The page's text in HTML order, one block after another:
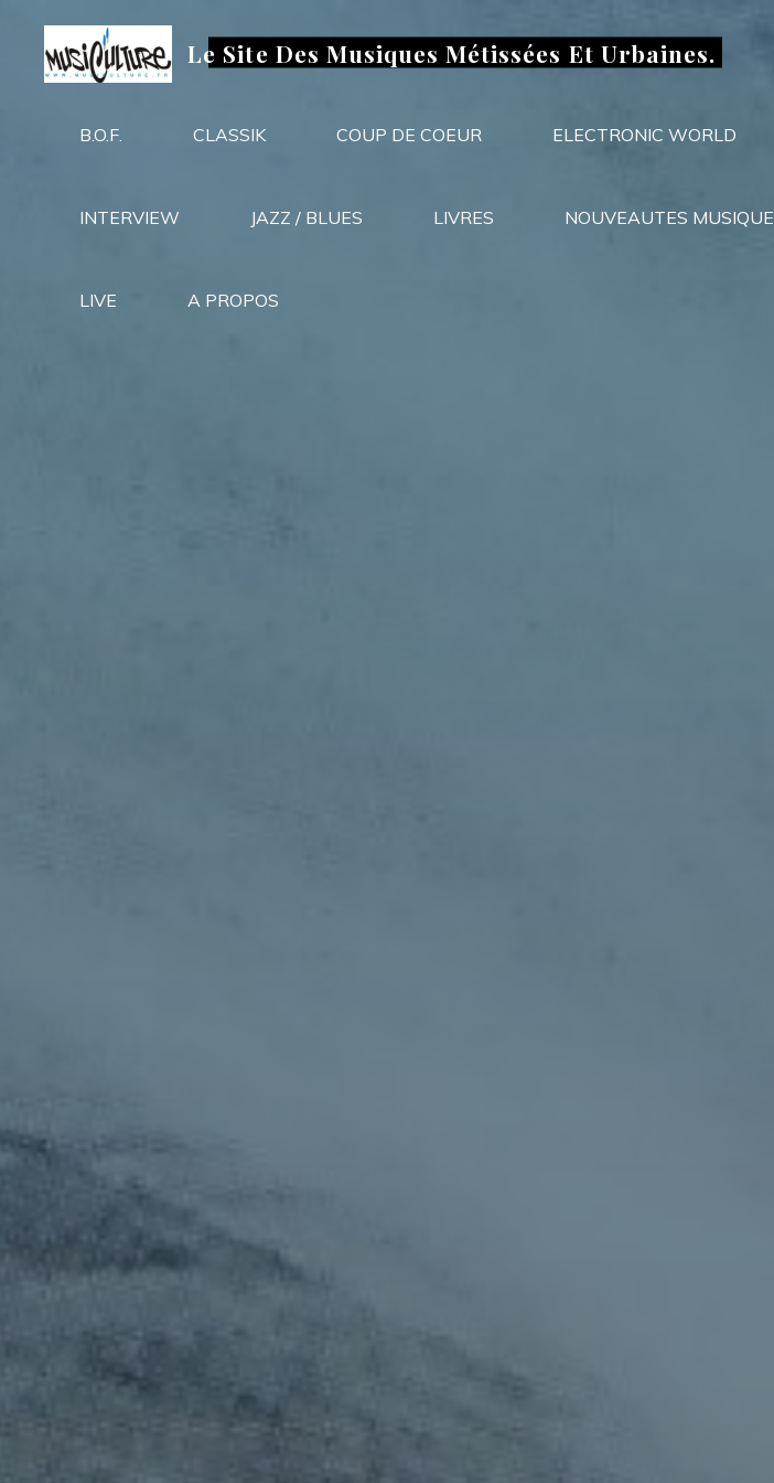
contenu
Le Site Des Musiques Métissées Et Urbaines.
B.O.F. CLASSIK COUP DE COEUR ELECTRONIC WORLD
INTERVIEW JAZZ / BLUES LIVRES NOUVEAUTES MUSIQUE
LIVE A PROPOS